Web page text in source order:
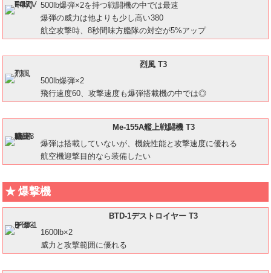
500lb爆弾×2を持つ戦闘機の中では最速
爆弾の威力は他よりも少し高い380
航空攻撃時、8秒間味方艦隊の対空が5%アップ
烈風 T3
500lb爆弾×2
飛行速度60、攻撃速度も爆弾搭載機の中では◎
Me-155A艦上戦闘機 T3
爆弾は搭載していないが、機銃性能と攻撃速度に優れる
航空機迎撃目的なら装備したい
爆撃機
BTD-1デストロイヤー T3
1600lb×2
威力と攻撃範囲に優れる